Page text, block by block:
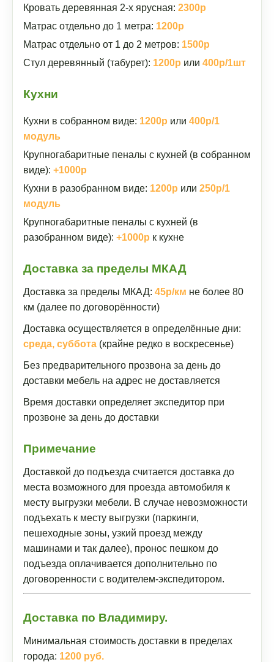
Кровать деревянная 2-х ярусная: 2300р
Матрас отдельно до 1 метра: 1200р
Матрас отдельно от 1 до 2 метров: 1500р
Стул деревянный (табурет): 1200р или 400р/1шт
Кухни
Кухни в собранном виде: 1200р или 400р/1
модуль
Крупногабаритные пеналы с кухней (в собранном
виде): +1000р
Кухни в разобранном виде: 1200р или 250р/1
модуль
Крупногабаритные пеналы с кухней (в
разобранном виде): +1000р к кухне
Доставка за пределы МКАД
Доставка за пределы МКАД: 45р/км не более 80
км (далее по договорённости)
Доставка осуществляется в определённые дни:
среда, суббота (крайне редко в воскресенье)
Без предварительного прозвона за день до
доставки мебель на адрес не доставляется
Время доставки определяет экспедитор при
прозвоне за день до доставки
Примечание
Доставкой до подъезда считается доставка до
места возможного для проезда автомобиля к
месту выгрузки мебели. В случае невозможности
подъехать к месту выгрузки (паркинги,
пешеходные зоны, узкий проезд между
машинами и так далее), пронос пешком до
подъезда оплачивается дополнительно по
договоренности с водителем-экспедитором.
Доставка по Владимиру.
Минимальная стоимость доставки в пределах
города: 1200 руб.